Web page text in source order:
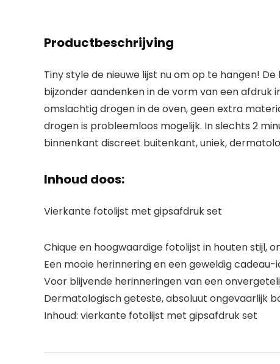
Productbeschrijving
Tiny style de nieuwe lijst nu om op te hangen!
bijzonder aandenken in de vorm van een afdruk
omslachtig drogen in de oven, geen extra
drogen is probleemloos mogelijk. In slechts 2
binnenkant discreet buitenkant, uniek,
Inhoud doos:
Vierkante fotolijst met gipsafdruk set
Chique en hoogwaardige fotolijst in houten stijl,
Een mooie herinnering en een geweldig
Voor blijvende herinneringen van een
Dermatologisch geteste, absoluut ongevaarlijk
Inhoud: vierkante fotolijst met gipsafdruk set